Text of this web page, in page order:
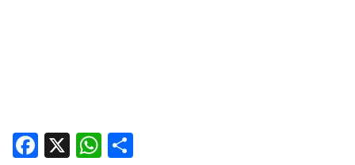
Facebook
X WhatsApp